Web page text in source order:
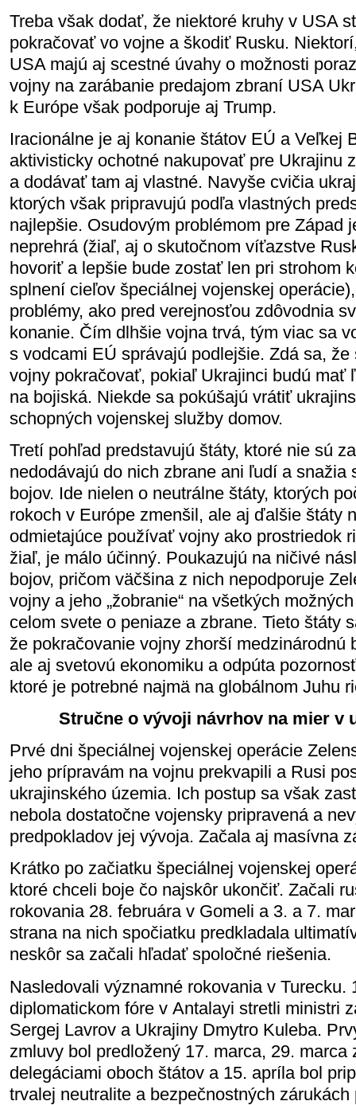
Treba však dodať, že niektoré kruhy v USA
pokračovať vo vojne a škodiť Rusku.
USA majú aj scestné úvahy o možnosti
vojny na zarábanie predajom zbraní USA
k Európe však podporuje aj Trump.
Iracionálne je aj konanie štátov EÚ a Veľkej
aktivisticky ochotné nakupovať pre Ukrajinu
a dodávať tam aj vlastné. Navyše cvičia
ktorých však pripravujú podľa vlastných
najlepšie. Osudovým problémom pre Západ
neprehrá (žiaľ, aj o skutočnom víťazstve
hovoriť a lepšie bude zostať len pri strohom
splnení cieľov špeciálnej vojenskej
problémy, ako pred verejnosťou zdôvodnia
konanie. Čím dlhšie vojna trvá, tým viac sa
s vodcami EÚ správajú podlejšie. Zdá sa,
vojny pokračovať, pokiaľ Ukrajinci budú mať
na bojiská. Niekde sa pokúšajú vrátiť
schopných vojenskej služby domov.
Tretí pohľad predstavujú štáty, ktoré nie sú
nedodávajú do nich zbrane ani ľudí a snažia
bojov. Ide nielen o neutrálne štáty, ktorých
rokoch v Európe zmenšil, ale aj ďalšie štáty
odmietajúce používať vojny ako prostriedok
žiaľ, je málo účinný. Poukazujú na ničivé
bojov, pričom väčšina z nich nepodporuje
vojny a jeho „žobranie“ na všetkých
celom svete o peniaze a zbrane. Tieto štáty
že pokračovanie vojny zhorší medzinárodnú
ale aj svetovú ekonomiku a odpúta
ktoré je potrebné najmä na globálnom Juhu
Stručne o vývoji návrhov na mier v
Prvé dni špeciálnej vojenskej operácie
jeho prípravám na vojnu prekvapili a Rusi
ukrajinského územia. Ich postup sa však
nebola dostatočne vojensky pripravená a
predpokladov jej vývoja. Začala aj masívna
Krátko po začiatku špeciálnej vojenskej
ktoré chceli boje čo najskôr ukončiť. Začali
rokovania 28. februára v Gomeli a 3. a 7.
strana na nich spočiatku predkladala
neskôr sa začali hľadať spoločné riešenia.
Nasledovali významné rokovania v Turecku.
diplomatickom fóre v Antalayi stretli ministri
Sergej Lavrov a Ukrajiny Dmytro Kuleba.
zmluvy bol predložený 17. marca, 29. marca
delegáciami oboch štátov a 15. apríla bol
trvalej neutralite a bezpečnostných zárukách